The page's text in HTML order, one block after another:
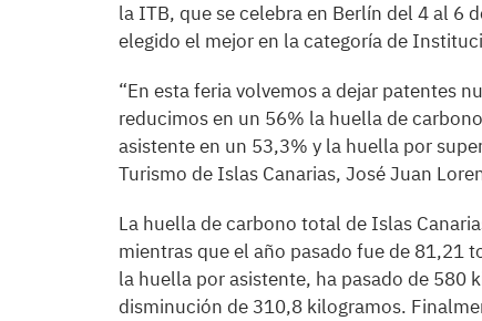
la ITB, que se celebra en Berlín del 4 al 6
elegido el mejor en la categoría de
“En esta feria volvemos a dejar patentes
reducimos en un 56% la huella de
asistente en un 53,3% y la huella por
Turismo de Islas Canarias, José Juan
La huella de carbono total de Islas
mientras que el año pasado fue de 81,21
la huella por asistente, ha pasado de 580
disminución de 310,8 kilogramos.